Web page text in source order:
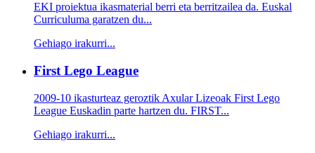
EKI proiektua ikasmaterial berri eta berritzailea da. Euskal
Curriculuma garatzen du...
Gehiago irakurri...
First Lego League
2009-10 ikasturteaz geroztik Axular Lizeoak First Lego
League Euskadin parte hartzen du. FIRST...
Gehiago irakurri...